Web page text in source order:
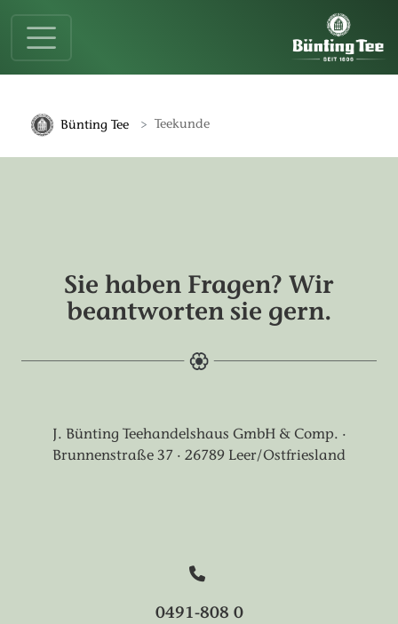
Springe zur Hauptnavigation
Springe zum Hauptinhalt
Springe zum Fußbereich
Bünting Tee Teekunde
Sie haben Fragen? Wir
beantworten sie gern.
J. Bünting Teehandelshaus GmbH & Comp. ·
Brunnenstraße 37 · 26789 Leer/Ostfriesland
0491-808 0